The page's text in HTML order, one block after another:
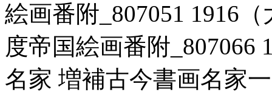
絵画番附_807051 1916
度帝国絵画番附_807066
名家 増補古今書画名家